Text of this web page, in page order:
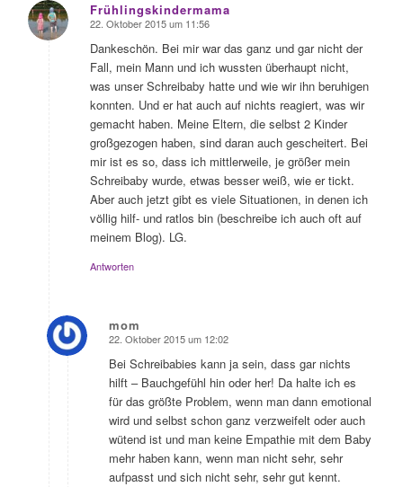
Frühlingskindermama
sagte:
22. Oktober 2015 um 11:56
Dankeschön. Bei mir war das ganz und gar nicht der
Fall, mein Mann und ich wussten überhaupt nicht,
was unser Schreibaby hatte und wie wir ihn beruhigen
konnten. Und er hat auch auf nichts reagiert, was wir
gemacht haben. Meine Eltern, die selbst 2 Kinder
großgezogen haben, sind daran auch gescheitert. Bei
mir ist es so, dass ich mittlerweile, je größer mein
Schreibaby wurde, etwas besser weiß, wie er tickt.
Aber auch jetzt gibt es viele Situationen, in denen ich
völlig hilf- und ratlos bin (beschreibe ich auch oft auf
meinem Blog). LG.
Antworten
mom
sagte:
22. Oktober 2015 um 12:02
Bei Schreibabies kann ja sein, dass gar nichts
hilft – Bauchgefühl hin oder her! Da halte ich es
für das größte Problem, wenn man dann emotional
wird und selbst schon ganz verzweifelt oder auch
wütend ist und man keine Empathie mit dem Baby
mehr haben kann, wenn man nicht sehr, sehr
aufpasst und sich nicht sehr, sehr gut kennt.